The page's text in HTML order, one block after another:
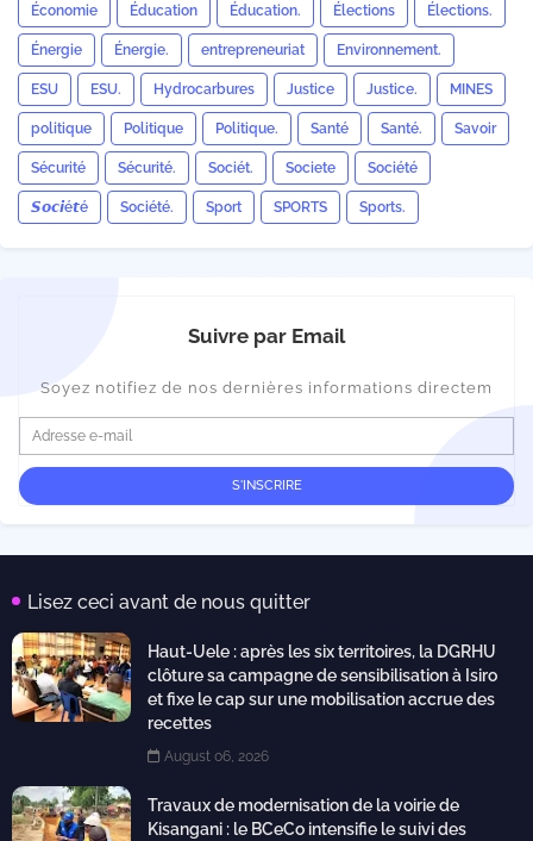
Économie Éducation Éducation. Élections Élections.
Énergie Énergie. entrepreneuriat Environnement.
ESU ESU. Hydrocarbures Justice Justice. MINES
politique Politique Politique. Santé Santé. Savoir
Sécurité Sécurité. Sociét. Societe Société
𝙎𝙤𝙘𝙞é𝙩é Société. Sport SPORTS Sports.
Suivre par Email
Soyez notifiez de nos dernières informations directem
Lisez ceci avant de nous quitter
Haut-Uele : après les six territoires, la DGRHU
clôture sa campagne de sensibilisation à Isiro
et fixe le cap sur une mobilisation accrue des
recettes
August 06, 2026
Travaux de modernisation de la voirie de
Kisangani : le BCeCo intensifie le suivi des